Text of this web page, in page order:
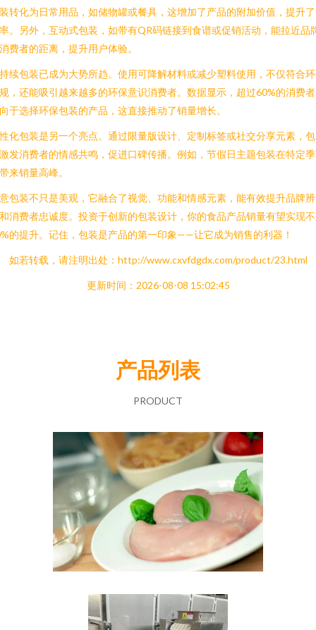
转化为日常用品，如储物罐或餐具，这增加了产品的附加价值，提升
。另外，互动式包装，如带有QR码链接到食谱或促销活动，能拉近品
费者的距离，提升用户体验。
续包装已成为大势所趋。使用可降解材料或减少塑料使用，不仅符合
，还能吸引越来越多的环保意识消费者。数据显示，超过60%的消费
于选择环保包装的产品，这直接推动了销量增长。
化包装是另一个亮点。通过限量版设计、定制标签或社交分享元素，
发消费者的情感共鸣，促进口碑传播。例如，节假日主题包装在特定
来销量高峰。
包装不只是美观，它融合了视觉、功能和情感元素，能有效提升品牌
消费者忠诚度。投资于创新的包装设计，你的食品产品销量有望实现
的提升。记住，包装是产品的第一印象——让它成为销售的利器！
如若转载，请注明出处：http://www.cxvfdgdx.com/product/23.html
更新时间：2026-08-08 15:02:45
产品列表
PRODUCT